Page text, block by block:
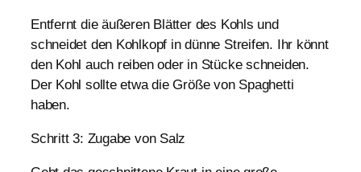
Entfernt die äußeren Blätter des Kohls und
schneidet den Kohlkopf in dünne Streifen. Ihr könnt
den Kohl auch reiben oder in Stücke schneiden.
Der Kohl sollte etwa die Größe von Spaghetti
haben.
Schritt 3: Zugabe von Salz